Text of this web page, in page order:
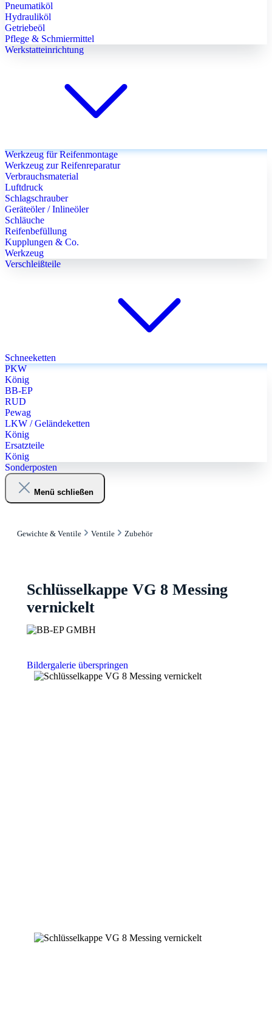
Pneumatiköl
Hydrauliköl
Getriebeöl
Pflege & Schmiermittel
Werkstatteinrichtung
Werkzeug für Reifenmontage
Werkzeug zur Reifenreparatur
Verbrauchsmaterial
Luftdruck
Schlagschrauber
Geräteöler / Inlineöler
Schläuche
Reifenbefüllung
Kupplungen & Co.
Werkzeug
Verschleißteile
Schneeketten
PKW
König
BB-EP
RUD
Pewag
LKW / Geländeketten
König
Ersatzteile
König
Sonderposten
Menü schließen
Gewichte & Ventile Ventile Zubehör
Schlüsselkappe VG 8 Messing
vernickelt
Bildergalerie überspringen